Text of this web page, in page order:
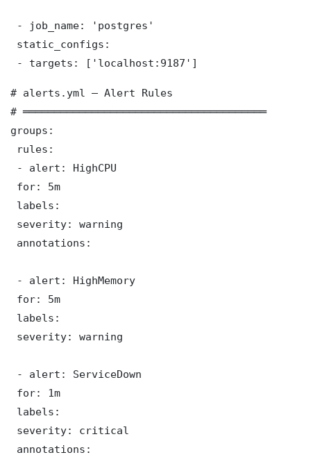
- job_name: 'postgres'
static_configs:
- targets: ['localhost:9187']
# alerts.yml — Alert Rules
# ═══════════════════════════════════════
groups:
rules:
- alert: HighCPU
for: 5m
labels:
severity: warning
annotations:
- alert: HighMemory
for: 5m
labels:
severity: warning
- alert: ServiceDown
for: 1m
labels:
severity: critical
annotations: